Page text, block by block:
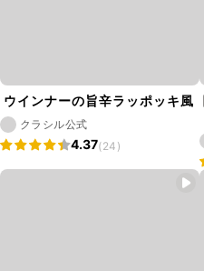
ウインナーの旨辛ラッポッキ風
クラシル公式
4.37(24)